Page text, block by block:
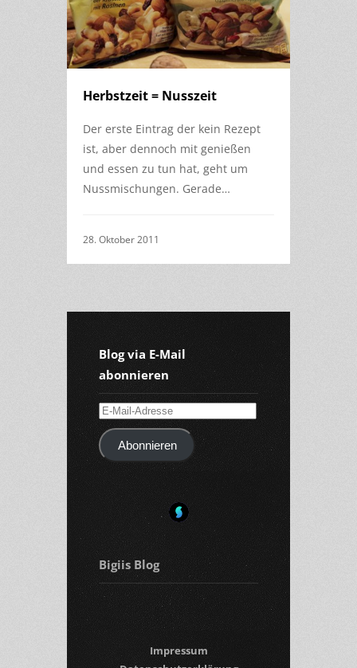
Herbstzeit = Nusszeit
Der erste Eintrag der kein Rezept
ist, aber dennoch mit genießen
und essen zu tun hat, geht um
Nussmischungen. Gerade…
28. Oktober 2011
Blog via E-Mail
abonnieren
E-
Mail-
AdresseAbonnieren
Bigiis Blog
Impressum